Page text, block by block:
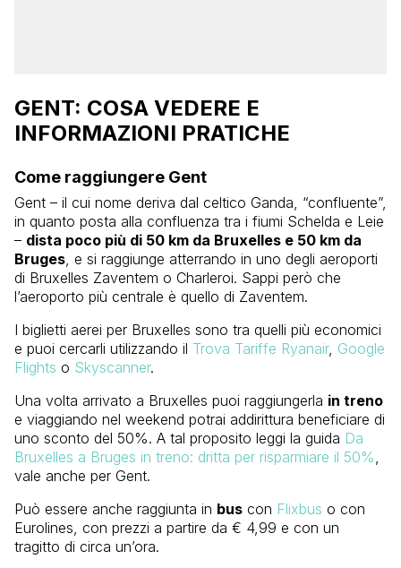
GENT: COSA VEDERE E
INFORMAZIONI PRATICHE
Come raggiungere Gent
Gent – il cui nome deriva dal celtico Ganda, “confluente”,
in quanto posta alla confluenza tra i fiumi Schelda e Leie
– dista poco più di 50 km da Bruxelles e 50 km da
Bruges , e si raggiunge atterrando in uno degli aeroporti
di Bruxelles Zaventem o Charleroi. Sappi però che
l’aeroporto più centrale è quello di Zaventem.
I biglietti aerei per Bruxelles sono tra quelli più economici
e puoi cercarli utilizzando il Trova Tariffe Ryanair, Google
Flights o Skyscanner.
Una volta arrivato a Bruxelles puoi raggiungerla in treno
e viaggiando nel weekend potrai addirittura beneficiare di
uno sconto del 50%. A tal proposito leggi la guida Da
Bruxelles a Bruges in treno: dritta per risparmiare il 50%
vale anche per Gent.
Può essere anche raggiunta in bus con Flixbus o con
Eurolines, con prezzi a partire da € 4,99 e con un
tragitto di circa un’ora.